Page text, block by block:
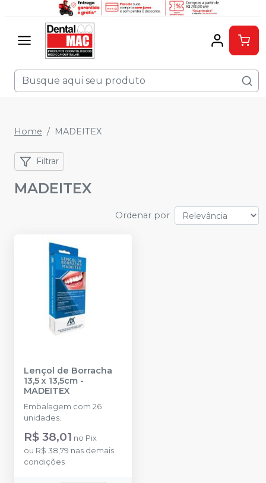
Home MADEITEX
Filtrar
MADEITEX
Ordenar por
Lençol de Borracha
13,5 x 13,5cm -
MADEITEX
Embalagem com 26
unidades.
R$ 38,01 no Pix
ou R$ 38,79 nas demais
condições